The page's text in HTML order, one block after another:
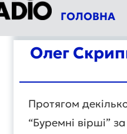
ГОЛОВНА
Олег
Протягом
“Буремні вірші”